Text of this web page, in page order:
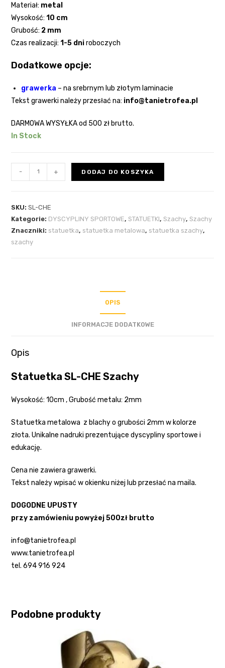
Materiał: metal
Wysokość:10 cm
Grubość: 2 mm
Czas realizacji:1-5 dniroboczych
Dodatkowe opcje:
grawerka – na srebrnym lub złotym laminacie
Tekst grawerki należy przesłać na: info@tanietrofea.pl
DARMOWA WYSYŁKAod 500 zł brutto.
In Stock
- + DODAJ DO KOSZYKA
SKU:SL-CHE
Kategorie: DYSCYPLINY SPORTOWE, STATUETKI, Szachy, Szachy
Znaczniki: statuetka, statuetka metalowa, statuetka szachy,
szachy
OPIS
INFORMACJE DODATKOWE
Opis
Statuetka SL-CHE Szachy
Wysokość: 10cm , Grubość metalu: 2mm
Statuetka metalowa z blachy o grubości 2mm w kolorze
złota. Unikalne nadruki prezentujące dyscypliny sportowe i
edukację.
Cena nie zawiera grawerki.
Tekst należy wpisać w okienku niżej lub przesłać na maila.
DOGODNE UPUSTY
przy zamówieniu powyżej 500zł brutto
info@tanietrofea.pl
www.tanietrofea.pl
tel. 694 916 924
Podobne produkty